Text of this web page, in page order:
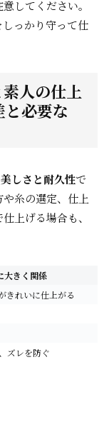
してください。
っかり守って仕
人の仕上
必要な
しさと耐久性で
糸の選定、仕上
上げる場合も、
大きく関係
きれいに仕上がる
ズレを防ぐ